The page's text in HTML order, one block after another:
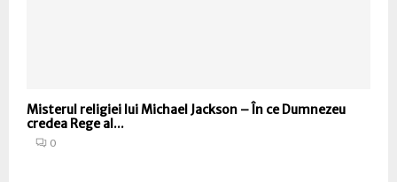
Misterul religiei lui Michael Jackson – În ce Dumnezeu
credea Rege al...
0